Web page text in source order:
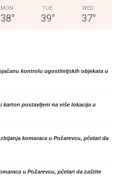
MON
38°
TUE
39°
WED
37°
kontrolu ugostiteljskih objekata u
karton postavljeni na više lokacija u
komaraca u Požarevcu, pčelari da
u Požarevcu, pčelari da zaštite